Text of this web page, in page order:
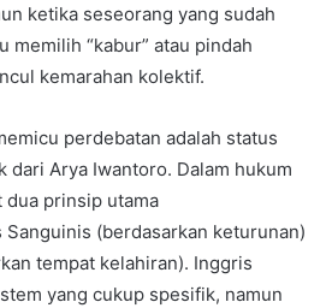
ketika seseorang yang sudah
“kabur” atau pindah
kemarahan kolektif.
perdebatan adalah status
dari Arya Iwantoro. Dalam hukum
prinsip utama
Sanguinis (berdasarkan keturunan)
tempat kelahiran). Inggris
yang cukup spesifik, namun